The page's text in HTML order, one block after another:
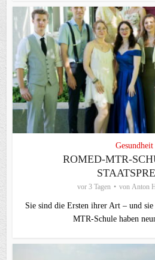
Gesundheit
ROMED-MTR-
vor 3 Tagen von Anton
Sie sind die Ersten ihrer Art – und
MTR-Schule haben